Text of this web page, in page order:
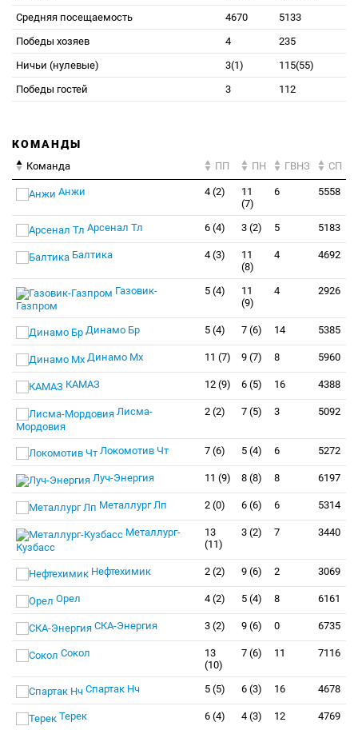
Средняя посещаемость
4670
5133
Победы хозяев
4
235
Ничьи (нулевые)
3(1)
115(55)
Победы гостей
3 112
КОМАНДЫ
Команда ПП ПН ГВНЗ СП
Анжи 4 (2)
11
(7)
6 5558
Арсенал Тл 6 (4) 3 (2) 5 5183
Балтика 4 (3)
11
(8)
4 4692
Газовик-
Газпром
5 (4)
11
(9)
4 2926
Динамо Бр 5 (4) 7 (6) 14 5385
Динамо Мх 11 (7) 9 (7) 8 5960
КАМАЗ 12 (9) 6 (5) 16 4388
Лисма-
Мордовия
2 (2) 7 (5) 3 5092
Локомотив Чт 7 (6) 5 (4) 6 5272
Луч-Энергия 11 (9) 8 (8) 8 6197
Металлург Лп 2 (0) 6 (6) 6 5314
Металлург-
Кузбасс
13
(11)
3 (2) 7 3440
Нефтехимик 2 (2) 9 (6) 2 3069
Орел 4 (2) 5 (4) 8 6161
СКА-Энергия 3 (2) 9 (6) 0 6735
Сокол
13
(10)
7 (6) 11 7116
Спартак Нч 5 (5) 6 (3) 16 4678
Терек 6 (4) 4 (3) 12 4769